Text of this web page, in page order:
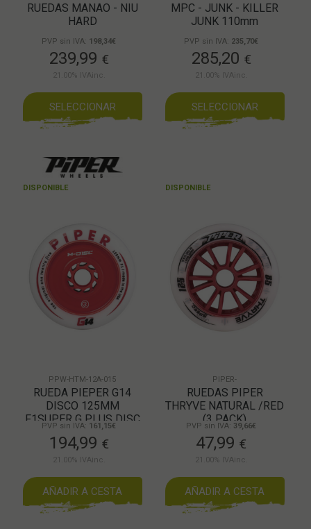
RUEDAS MANAO - NIU
HARD
PVP sin IVA: 198,34€
239,99 €
21.00% IVAinc.
SELECCIONAR
MPC - JUNK - KILLER
JUNK 110mm
PVP sin IVA: 235,70€
285,20 €
21.00% IVAinc.
SELECCIONAR
DISPONIBLE
PPW-HTM-12A-015
RUEDA PIEPER G14
DISCO 125MM
F1SUPER G PLUS DISC
STANDARD
PVP sin IVA: 161,15€
194,99 €
21.00% IVAinc.
AÑADIR A CESTA
DISPONIBLE
PIPER-
RUEDAS PIPER
THRYVE NATURAL /RED
(3 PACK)
PVP sin IVA: 39,66€
47,99 €
21.00% IVAinc.
AÑADIR A CESTA